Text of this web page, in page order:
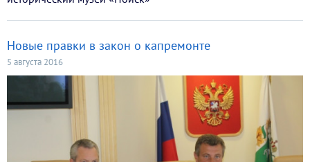
Новые правки в закон о капремонте
5 августа 2016